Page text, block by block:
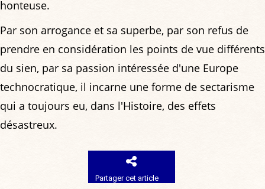
honteuse.
Par son arrogance et sa superbe, par son refus de
prendre en considération les points de vue différents
du sien, par sa passion intéressée d'une Europe
technocratique, il incarne une forme de sectarisme
qui a toujours eu, dans l'Histoire, des effets
désastreux.
Partager cet article